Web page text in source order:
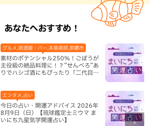
あなたへおすすめ！
素材のポテンシャル250％！ごぼうが
主役級の絶品料理に！？”せんべろ”あ
りでハシゴ酒にもぴったり「二代目ふ
グルメ,居酒屋・バー,本島南部,那覇市
今日の占い・開運アドバイス 2026年
8月9日（日）【琉球鑑定士ミウマ ま
いにち九星気学開運占い】
エンタメ,占い